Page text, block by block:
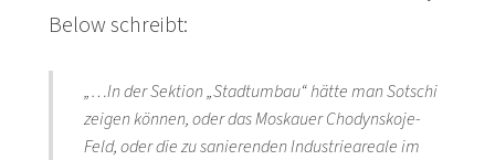
Below schreibt:
„…In der Sektion „Stadtumbau“ hätte man Sotschi
zeigen können, oder das Moskauer Chodynskoje-
Feld, oder die zu sanierenden Industrieareale im